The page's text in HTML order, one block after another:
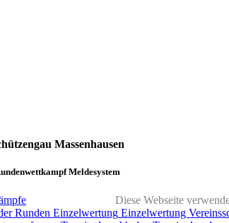
Massenhausen
Meldesystem
Diese Webseite
Runden Einzelwertung Einzelwertung